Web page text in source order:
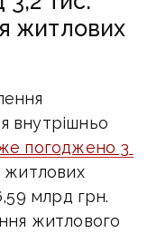
житлових
внутрішньо
погоджено 3
житлових
млрд грн.
житлового